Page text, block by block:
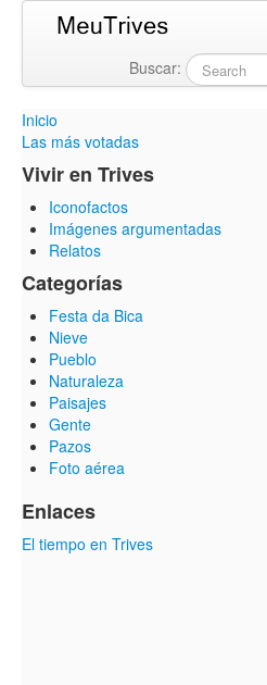
Buscar:
Inicio
Las más votadas
Vivir en Trives
Iconofactos
Imágenes argumentadas
Relatos
Categorías
Festa da Bica
Nieve
Pueblo
Naturaleza
Paisajes
Gente
Pazos
Foto aérea
Enlaces
El tiempo en Trives